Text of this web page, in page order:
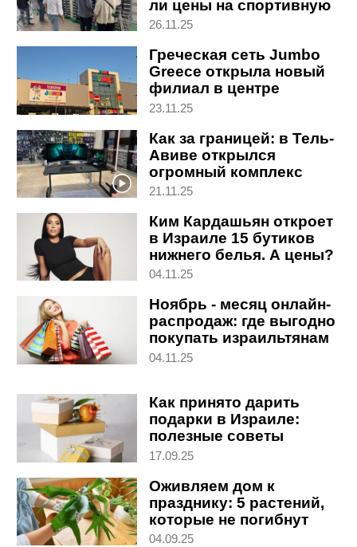
ли цены на спортивную
обувь в Израиле
26.11.25
Греческая сеть Jumbo
Greece открыла новый
филиал в центре
Израиля: работает и по
23.11.25
Как за границей: в Тель-
Авиве открылся
огромный комплекс
товаров для гейминга
21.11.25
Ким Кардашьян откроет
в Израиле 15 бутиков
нижнего белья. А цены?
04.11.25
Ноябрь - месяц онлайн-
распродаж: где выгодно
покупать израильтянам
04.11.25
Как принято дарить
подарки в Израиле:
полезные советы
17.09.25
Оживляем дом к
празднику: 5 растений,
которые не погибнут
даже у начинающих
04.09.25